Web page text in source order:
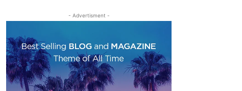
- Advertisment -